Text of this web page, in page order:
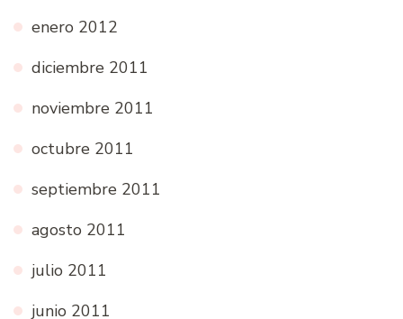
enero 2012
diciembre 2011
noviembre 2011
octubre 2011
septiembre 2011
agosto 2011
julio 2011
junio 2011